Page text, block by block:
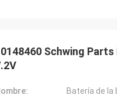
Schwing Parts
Batería de